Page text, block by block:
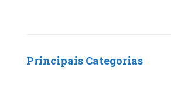
Principais Categorias